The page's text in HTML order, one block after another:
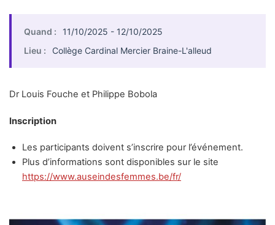
Quand :
11/10/2025 - 12/10/2025
Lieu :
Collège Cardinal Mercier Braine-L'alleud
Dr Louis Fouche et Philippe Bobola
Inscription
Les participants doivent s’inscrire pour l’événement.
Plus d’informations sont disponibles sur le site
https://www.auseindesfemmes.be/fr/